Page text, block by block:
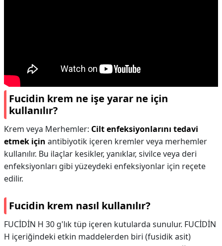
Fucidin krem ne işe yarar ne için
kullanılır?
Krem veya Merhemler: Cilt enfeksiyonlarını tedavi
etmek için antibiyotik içeren kremler veya merhemler
kullanılır. Bu ilaçlar kesikler, yanıklar, sivilce veya deri
enfeksiyonları gibi yüzeydeki enfeksiyonlar için reçete
edilir.
Fucidin krem nasıl kullanılır?
FUCİDİN H 30 g'lık tüp içeren kutularda sunulur. FUCİDİN
H içeriğindeki etkin maddelerden biri (fusidik asit)